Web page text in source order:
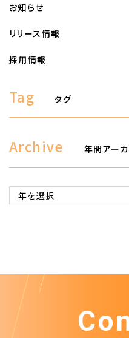
お知らせ
リリース情報
採用情報
Tag タグ
Archive 年間アー